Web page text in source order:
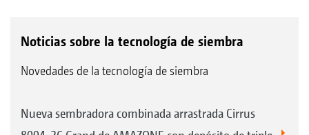
Noticias sobre la tecnología de siembra
Novedades de la tecnología de siembra
Nueva sembradora combinada arrastrada Cirrus